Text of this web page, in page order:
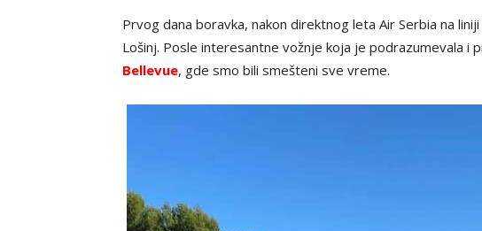
Prvog dana boravka, nakon direktnog leta Air Serbia na
Lošinj. Posle interesantne vožnje koja je podrazumevala
Bellevue, gde smo bili smešteni sve vreme.